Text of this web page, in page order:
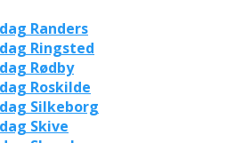
Randers
Ringsted
Rødby
Roskilde
Silkeborg
Skive